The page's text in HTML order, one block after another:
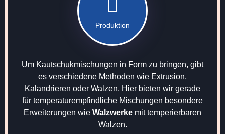
Produktion
Um Kautschukmischungen in Form zu bringen, gibt
es verschiedene Methoden wie Extrusion,
Kalandrieren oder Walzen. Hier bieten wir gerade
für temperaturempfindliche Mischungen besondere
Erweiterungen wie Walzwerke mit temperierbaren
Walzen.